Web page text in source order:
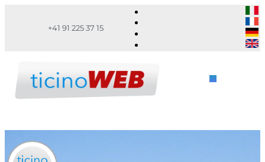
+41 91 225 37 15